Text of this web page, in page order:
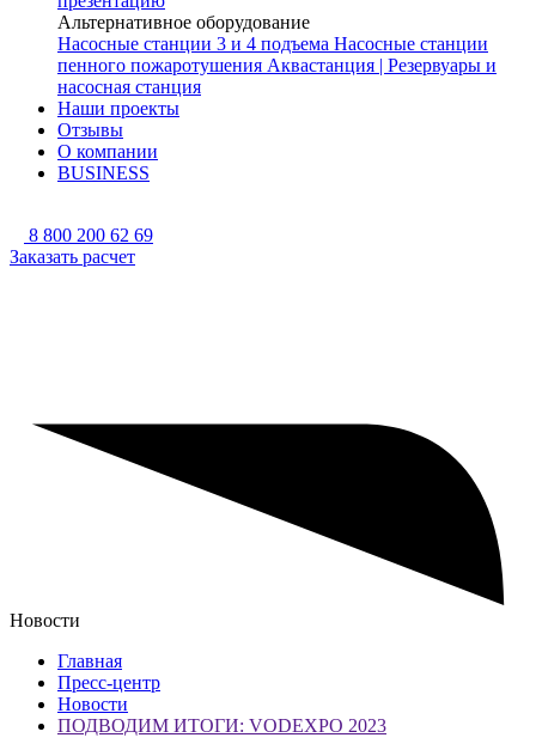
Альтернативное оборудование
Насосные станции 3 и 4 подъема Насосные станции
пенного пожаротушения Аквастанция | Резервуары и
насосная станция
Наши проекты
Отзывы
О компании
BUSINESS
8 800 200 62 69
Заказать расчет
Новости
Главная
Пресс-центр
Новости
ПОДВОДИМ ИТОГИ: VODEXPO 2023